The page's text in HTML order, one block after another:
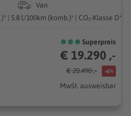
Van
| 5.8 l/100km (komb.)* | CO₂-Klasse D*
Superpreis
€ 19.290 ,-
€ 20.490 ,- -6%
MwSt. ausweisbar